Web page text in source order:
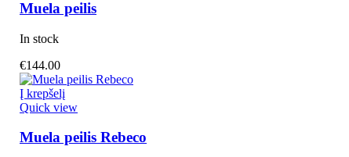
Muela peilis
In stock
€144.00
Į krepšelį
Quick view
Muela peilis Rebeco